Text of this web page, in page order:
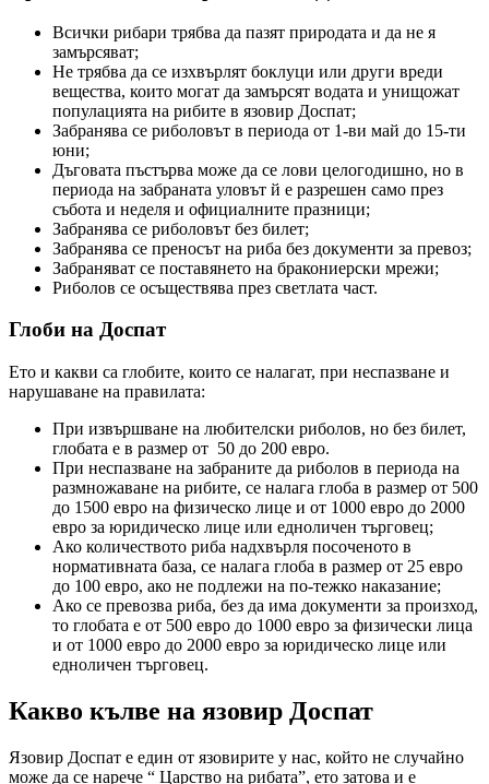
Всички рибари трябва да пазят природата и да не я
замърсяват;
Не трябва да се изхвърлят боклуци или други вреди
вещества, които могат да замърсят водата и унищожат
популацията на рибите в язовир Доспат;
Забранява се риболовът в периода от 1-ви май до 15-ти
юни;
Дъговата пъстърва може да се лови целогодишно, но в
периода на забраната уловът й е разрешен само през
събота и неделя и официалните празници;
Забранява се риболовът без билет;
Забранява се преносът на риба без документи за превоз;
Забраняват се поставянето на бракониерски мрежи;
Риболов се осъществява през светлата част.
Глоби на Доспат
Ето и какви са глобите, които се налагат, при неспазване и
нарушаване на правилата:
При извършване на любителски риболов, но без билет,
глобата е в размер от 50 до 200 евро.
При неспазване на забраните да риболов в периода на
размножаване на рибите, се налага глоба в размер от 500
до 1500 евро на физическо лице и от 1000 евро до 2000
евро за юридическо лице или едноличен търговец;
Ако количеството риба надхвърля посоченото в
нормативната база, се налага глоба в размер от 25 евро
до 100 евро, ако не подлежи на по-тежко наказание;
Ако се превозва риба, без да има документи за произход,
то глобата е от 500 евро до 1000 евро за физически лица
и от 1000 евро до 2000 евро за юридическо лице или
едноличен търговец.
Какво кълве на язовир Доспат
Язовир Доспат е един от язовирите у нас, който не случайно
може да се нарече “ Царство на рибата”, ето затова и е